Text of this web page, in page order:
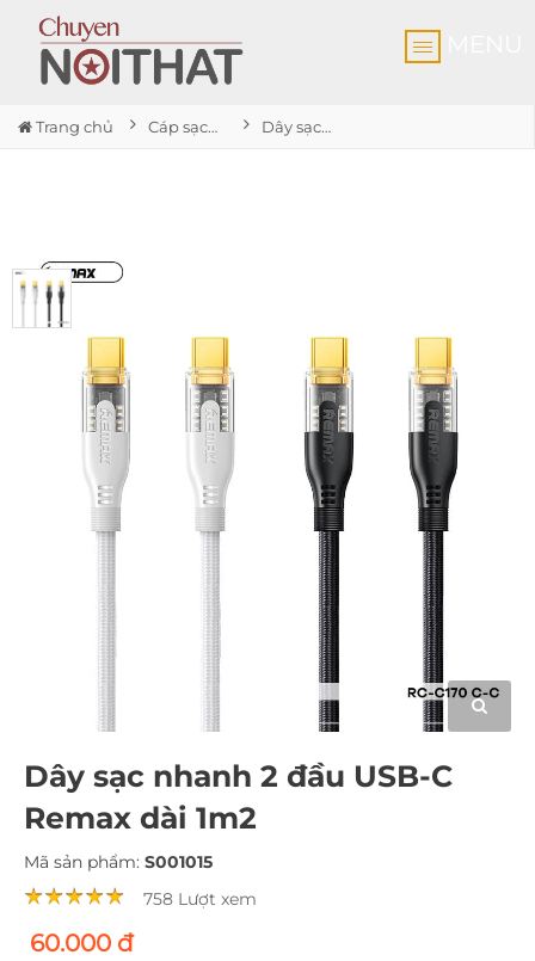
Trang chủ Cáp sạc điện thoại Dây sạc nhanh 2 đầu USB-C Remax dài 1m2
Dây sạc nhanh 2 đầu USB-C
Remax dài 1m2
Mã sản phẩm: S001015
758 Lượt xem
60.000 đ